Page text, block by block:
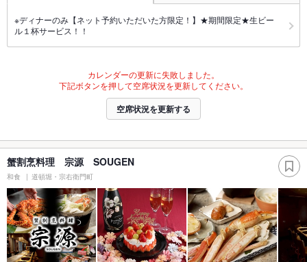
※ディナーのみ【ネット予約いただいた方限定！】★期間限定★生ビー
ル１杯サービス！！
カレンダーの更新に失敗しました。
下記ボタンを押して空席状況を更新してください。
空席状況を更新する
蟹割烹料理 宗源 SOUGEN
和食 道頓堀・宗右衛門町